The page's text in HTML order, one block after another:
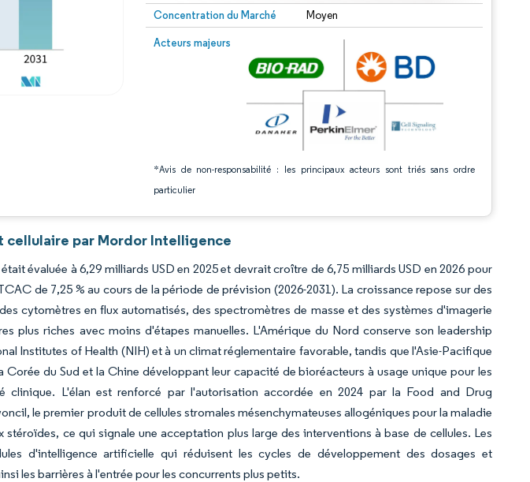
Concentration du Marché Moyen
Acteurs majeurs
*Avis de non-responsabilité : les principaux acteurs sont triés sans ordre
particulier
Image © Mordor Intelligence. La réutilisation nécessite une attribution sous CC BY 4.0.
cellulaire par Mordor Intelligence
évaluée à 6,29 milliards USD en 2025 et devrait croître de 6,75 milliards USD en 2026 pour
de 7,25 % au cours de la période de prévision (2026-2031). La croissance repose sur des
cytomètres en flux automatisés, des spectromètres de masse et des systèmes d'imagerie
plus riches avec moins d'étapes manuelles. L'Amérique du Nord conserve son leadership
Institutes of Health (NIH) et à un climat réglementaire favorable, tandis que l'Asie-Pacifique
Corée du Sud et la Chine développant leur capacité de bioréacteurs à usage unique pour les
clinique. L'élan est renforcé par l'autorisation accordée en 2024 par la Food and Drug
le premier produit de cellules stromales mésenchymateuses allogéniques pour la maladie
ce qui signale une acceptation plus large des interventions à base de cellules. Les
d'intelligence artificielle qui réduisent les cycles de développement des dosages et
les barrières à l'entrée pour les concurrents plus petits.